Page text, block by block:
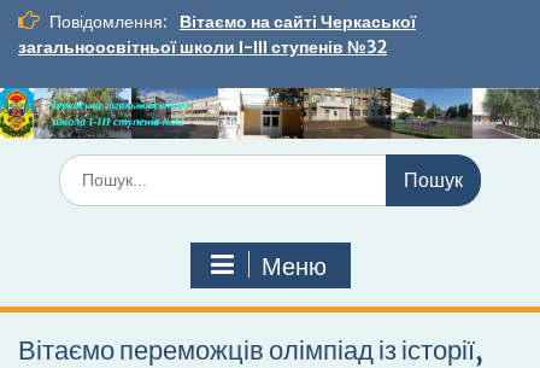
Перейти
вмісту
Повідомлення:
Вітаємо на сайті Черкаської
загальноосвітньої школи І-ІІІ ступенів №32
Шукати:
Меню
Вітаємо переможців олімпіад із історії,